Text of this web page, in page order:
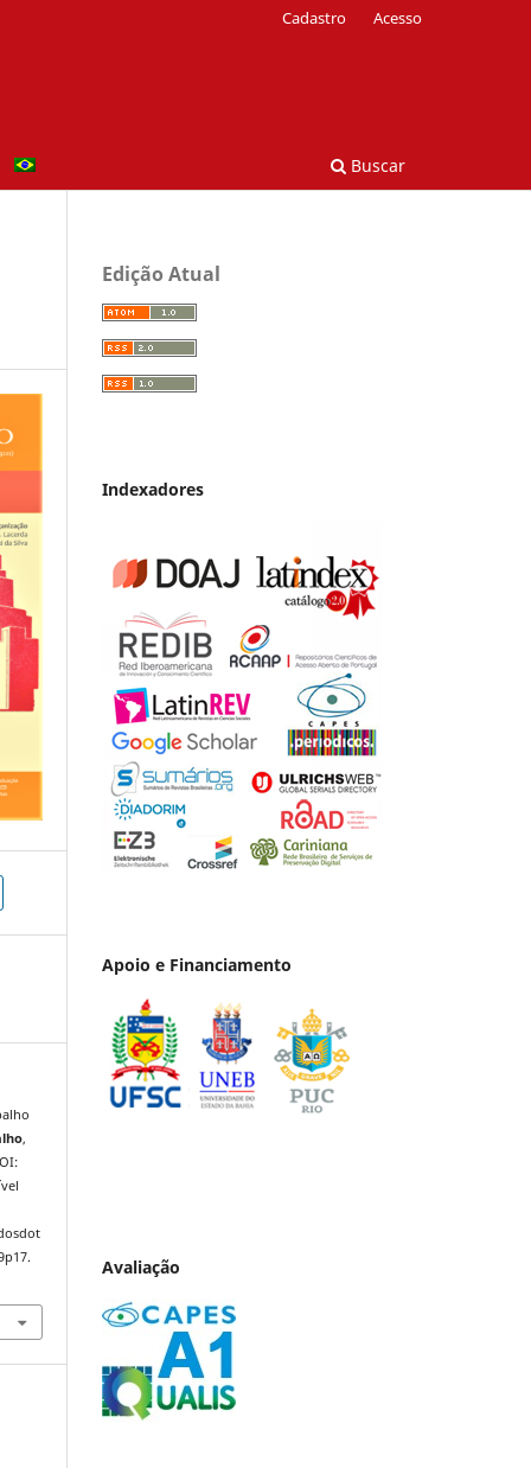
Buscar
Cadastro Acesso
,
Edição Atual
Indexadores
Apoio e Financiamento
Avaliação